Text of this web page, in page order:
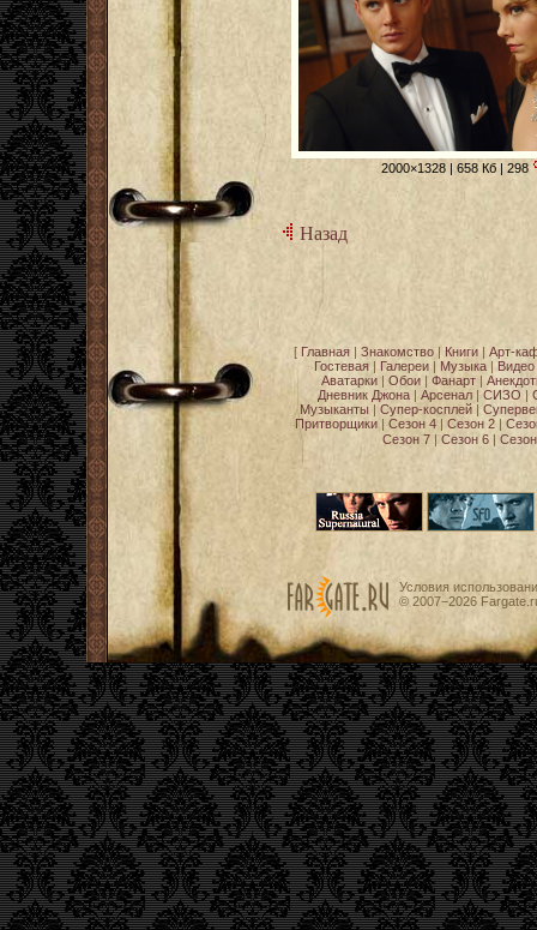
2000×1328 | 658 Кб | 298
Назад
[ Главная| Знакомство| Книги| Арт-
Гостевая | Галереи | Музыка | Видео
Аватарки | Обои | Фанарт |
Дневник Джона| Арсенал| СИЗО |
Музыканты | Супер-косплей |
Притворщики | Сезон 4 | Сезон 2 |
Сезон 7| Сезон 6|
Условия
© 2007−2026